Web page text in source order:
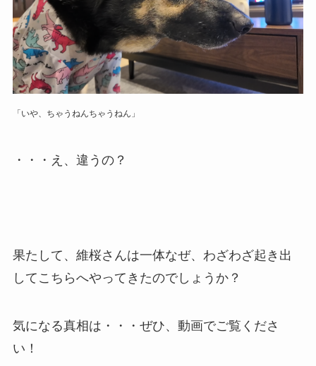
「いや、ちゃうねんちゃうねん」
・・・え、違うの？
果たして、維桜さんは一体なぜ、わざわざ起き出
してこちらへやってきたのでしょうか？
気になる真相は・・・ぜひ、動画でご覧くださ
い！